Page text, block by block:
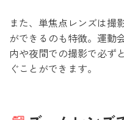
また、単焦点レンズは撮
ができるのも特徴。運動
内や夜間での撮影で必ず
ぐことができます。